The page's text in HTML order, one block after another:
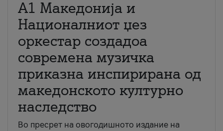
А1 Македонија и
Националниот џез
оркестар создадоа
современа музичка
приказна инспирирана од
македонското културно
наследство
Во пресрет на овогодишното издание на